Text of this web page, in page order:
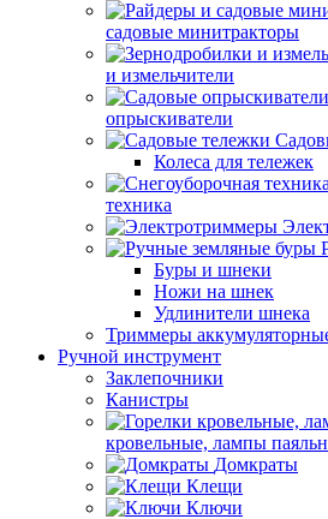
садовые минитракторы
и измельчители
опрыскиватели
Колеса для тележек
техника
Буры и шнеки
Ножи на шнек
Удлинители шнека
Триммеры
Ручной инструмент
Заклепочники
Канистры
кровельные, лампы
Домкраты
Клещи
Ключи